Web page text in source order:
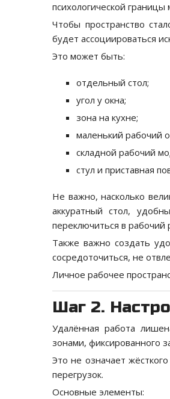
психологической
Чтобы пространство
будет ассоциироваться
Это может быть:
отдельный стол;
угол у окна;
зона на кухне;
маленький рабочий
складной рабочий
стул и приставная
Не важно, насколько
аккуратный стол,
переключиться в рабочий
Также важно создать
сосредоточиться, не
Личное рабочее
Шаг 2.
Удалённая работа
зонами, фиксированного
Это не означает
перегрузок.
Основные элементы: